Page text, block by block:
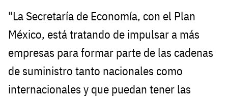
"La Secretaría de Economía, con el Plan
México, está tratando de impulsar a más
empresas para formar parte de las cadenas
de suministro tanto nacionales como
internacionales y que puedan tener las